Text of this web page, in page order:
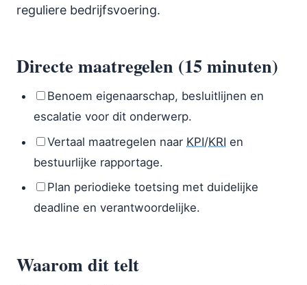
reguliere bedrijfsvoering.
Directe maatregelen (15 minuten)
Benoem eigenaarschap, besluitlijnen en
escalatie voor dit onderwerp.
Vertaal maatregelen naar KPI/KRI en
bestuurlijke rapportage.
Plan periodieke toetsing met duidelijke
deadline en verantwoordelijke.
Waarom dit telt